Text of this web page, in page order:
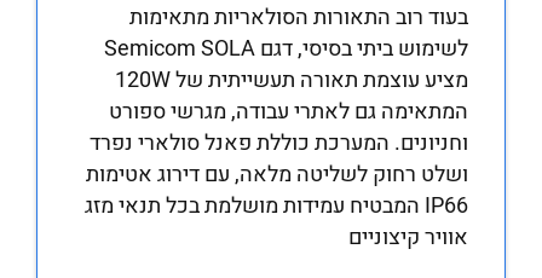
בעוד רוב התאורות הסולאריות מתאימות
לשימוש ביתי בסיסי, דגם Semicom SOLA
מציע עוצמת תאורה תעשייתית של 120W
המתאימה גם לאתרי עבודה, מגרשי ספורט
וחניונים. המערכת כוללת פאנל סולארי נפרד
ושלט רחוק לשליטה מלאה, עם דירוג אטימות
IP66 המבטיח עמידות מושלמת בכל תנאי מזג
אוויר קיצוניים